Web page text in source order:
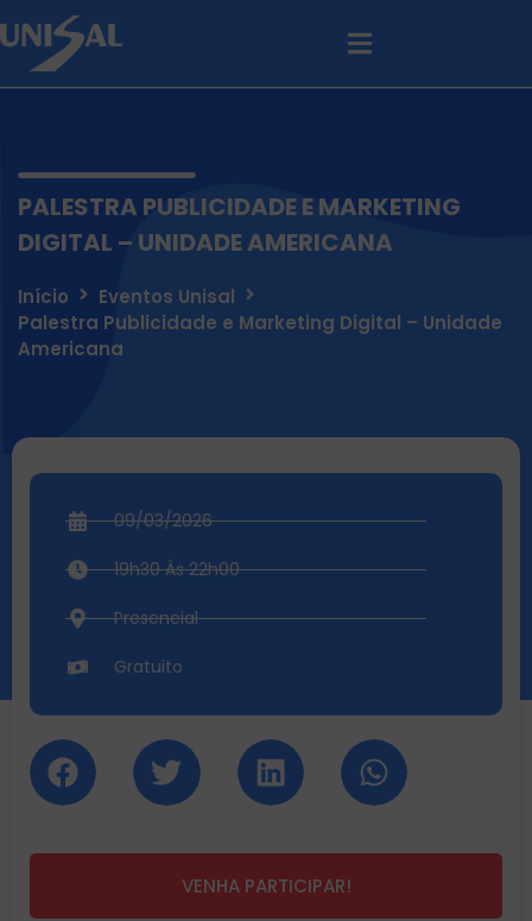
PALESTRA PUBLICIDADE E MARKETING
DIGITAL – UNIDADE AMERICANA
Início
Eventos Unisal
Palestra Publicidade e Marketing Digital – Unidade
Americana
09/03/2026
19h30 Às 22h00
Presencial
Gratuito
VENHA PARTICIPAR!